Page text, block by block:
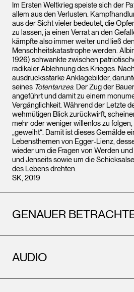
Im Ersten Weltkrieg speiste sich der
allem aus den Verlusten.
aus der Sicht vieler bedeutet, die
zu lassen, ja einen Verrat an den
kämpfte also immer weiter und ließ
Menschheitskatastrophe werden.
1926) schwankte zwischen
radikaler Ablehnung des Krieges.
ausdrucksstarke Anklagebilder,
seines Totentanzes. Der Zug der
angeführt und damit zu einem
Vergänglichkeit. Während der Letzte
wehmütigen Blick zurückwirft,
mehr oder weniger willenlos zu
„geweiht“. Damit ist dieses Gemälde
Lebensthemen von Egger-Lienz,
wieder um die Fragen von Werden
und Jenseits sowie um die
des Lebens drehten.
SK, 2019
GENAUER
AUDIO